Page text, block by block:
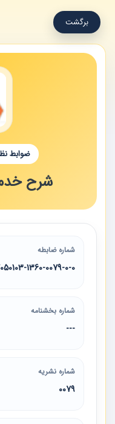
برگشت
ضوابط
شرح
شماره ضابطه
1360-0079-0-0-FA
شماره بخشنامه
---
شماره نشریه
0079